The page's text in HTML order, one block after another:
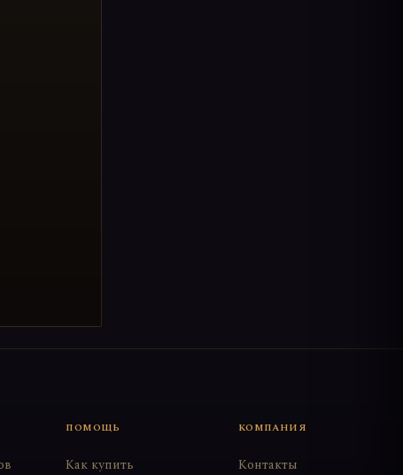
ПОМОЩЬ
Как купить
КОМПАНИЯ
Контакты